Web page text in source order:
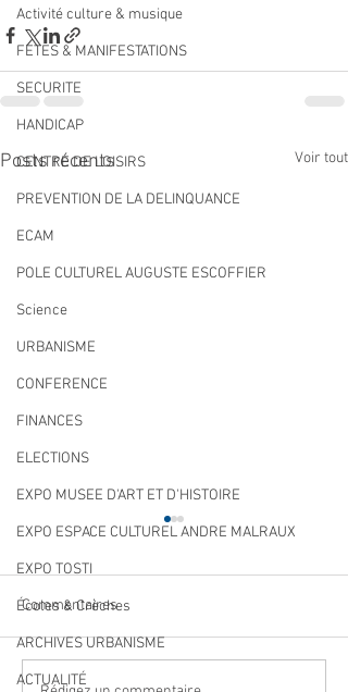
Activité culture & musique
FETES & MANIFESTATIONS
SECURITE
HANDICAP
CENTRE DE LOISIRS
PREVENTION DE LA DELINQUANCE
ECAM
POLE CULTUREL AUGUSTE ESCOFFIER
Science
URBANISME
CONFERENCE
FINANCES
ELECTIONS
EXPO MUSEE D'ART ET D'HISTOIRE
EXPO ESPACE CULTUREL ANDRE MALRAUX
EXPO TOSTI
Écoles & Crèches
ARCHIVES URBANISME
ACTUALITÉ
Posts récents Voir tout
Commentaires